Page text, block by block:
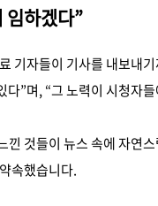
임하겠다”
기자들이 기사를 내보내
”며, “그 노력이 시청자
것들이 뉴스 속에 자연
속했습니다.